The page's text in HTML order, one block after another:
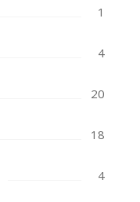
1
4
20
18
4